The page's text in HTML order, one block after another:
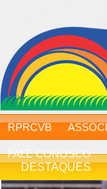
RPRCVB
FALE CONOSCO
DESTAQUES